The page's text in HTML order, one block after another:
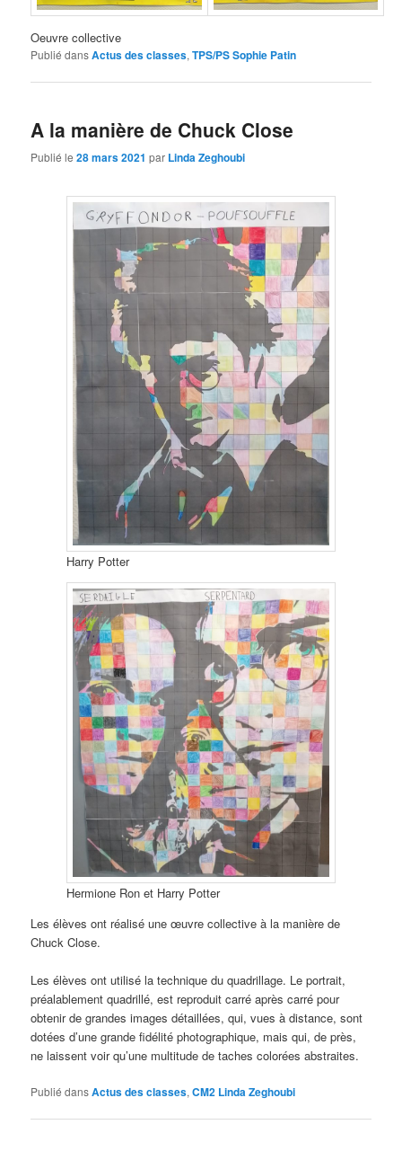
Oeuvre collective
Publié dansActus des classes,TPS/PS Sophie Patin
A la manière de Chuck Close
Publié le28 mars 2021 par Linda Zeghoubi
Harry Potter
Hermione Ron et Harry Potter
Les élèves ont réalisé une œuvre collective à la manière de
Chuck Close.
Les élèves ont utilisé la technique du quadrillage. Le portrait,
préalablement quadrillé, est reproduit carré après carré pour
obtenir de grandes images détaillées, qui, vues à distance, sont
dotées d’une grande fidélité photographique, mais qui, de près,
ne laissent voir qu’une multitude de taches colorées abstraites.
Publié dansActus des classes,CM2 Linda Zeghoubi